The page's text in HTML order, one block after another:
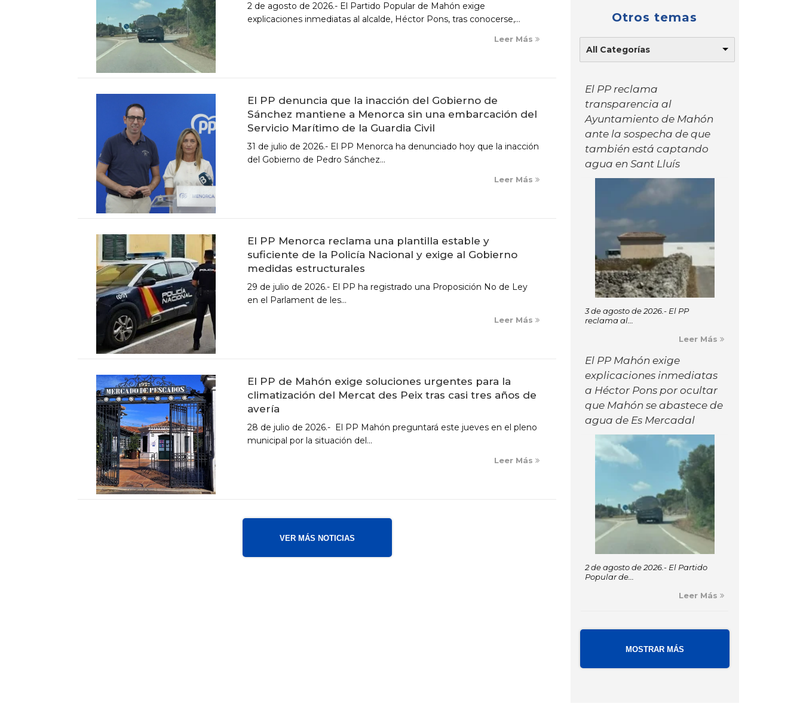
2 de agosto de 2026.- El Partido Popular de Mahón exige
explicaciones inmediatas al alcalde, Héctor Pons, tras conocerse,...
Leer Más
El PP denuncia que la inacción del Gobierno de
Sánchez mantiene a Menorca sin una embarcación del
Servicio Marítimo de la Guardia Civil
31 de julio de 2026.- El PP Menorca ha denunciado hoy que la inacción
del Gobierno de Pedro Sánchez...
Leer Más
El PP Menorca reclama una plantilla estable y
suficiente de la Policía Nacional y exige al Gobierno
medidas estructurales
29 de julio de 2026.- El PP ha registrado una Proposición No de Ley
en el Parlament de les...
Leer Más
El PP de Mahón exige soluciones urgentes para la
climatización del Mercat des Peix tras casi tres años de
avería
28 de julio de 2026.- El PP Mahón preguntará este jueves en el pleno
municipal por la situación del...
Leer Más
VER MÁS NOTICIAS
Otros temas
All Categorías
El PP reclama
transparencia al
Ayuntamiento de Mahón
ante la sospecha de que
también está captando
agua en Sant Lluís
3 de agosto de 2026.- El PP
reclama al...
Leer Más
El PP Mahón exige
explicaciones inmediatas
a Héctor Pons por ocultar
que Mahón se abastece de
agua de Es Mercadal
2 de agosto de 2026.- El Partido
Popular de...
Leer Más
MOSTRAR MÁS